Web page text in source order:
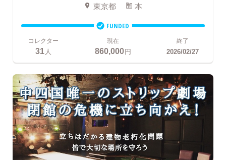
東京都 本
FUNDED
コレクター
31人
現在
860,000円
終了
2026/02/27